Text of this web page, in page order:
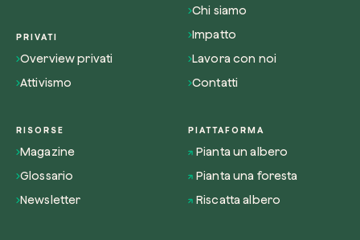
PRIVATI
Overview privati
Attivismo
Chi siamo
Impatto
Lavora con noi
Contatti
RISORSE
Magazine
Glossario
Newsletter
PIATTAFORMA
Pianta un albero
Pianta una foresta
Riscatta albero